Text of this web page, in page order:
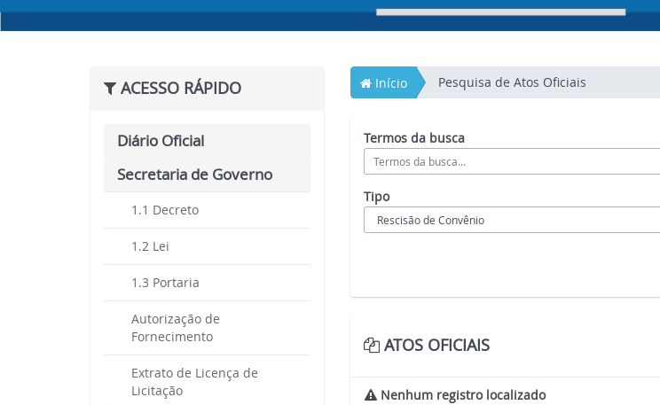
ACESSO RÁPIDO
Diário Oficial
Secretaria de Governo
1.1 Decreto
1.2 Lei
1.3 Portaria
Autorização de
Fornecimento
Extrato de Licença de
Licitação
Início Pesquisa de Atos Oficiais
Termos da busca
Tipo
ATOS OFICIAIS
Nenhum registro localizado